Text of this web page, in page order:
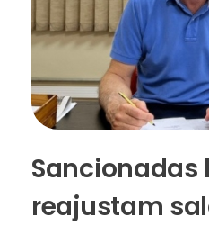
Sancionadas
reajustam